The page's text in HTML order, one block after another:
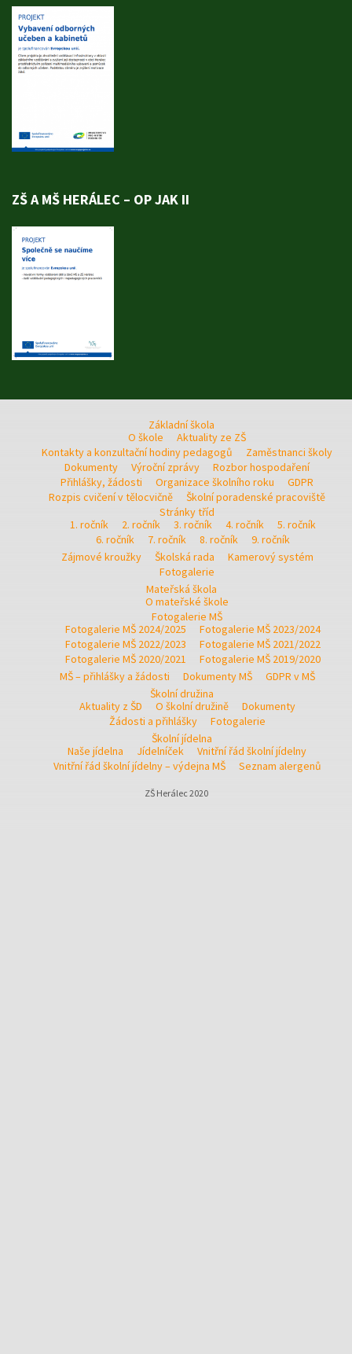
ZŠ A MŠ HERÁLEC – OP JAK II
Základní škola
O škole
Aktuality ze ZŠ
Kontakty a konzultační hodiny pedagogů
Zaměstnanci školy
Dokumenty
Výroční zprávy
Rozbor hospodaření
Přihlášky, žádosti
Organizace školního roku
GDPR
Rozpis cvičení v tělocvičně
Školní poradenské pracoviště
Stránky tříd
1. ročník
2. ročník 3. ročník 4. ročník
5. ročník
6. ročník
7. ročník 8. ročník
9. ročník
Zájmové kroužky
Školská rada
Kamerový systém
Fotogalerie
Mateřská škola
O mateřské škole
Fotogalerie MŠ
Fotogalerie MŠ 2024/2025
Fotogalerie MŠ 2023/2024
Fotogalerie MŠ 2022/2023
Fotogalerie MŠ 2021/2022
Fotogalerie MŠ 2020/2021
Fotogalerie MŠ 2019/2020
MŠ – přihlášky a žádosti
Dokumenty MŠ
GDPR v MŠ
Školní družina
Aktuality z ŠD
O školní družině
Dokumenty
Žádosti a přihlášky
Fotogalerie
Školní jídelna
Naše jídelna
Jídelníček
Vnitřní řád školní jídelny
Vnitřní řád školní jídelny – výdejna MŠ
Seznam alergenů
ZŠ Herálec 2020